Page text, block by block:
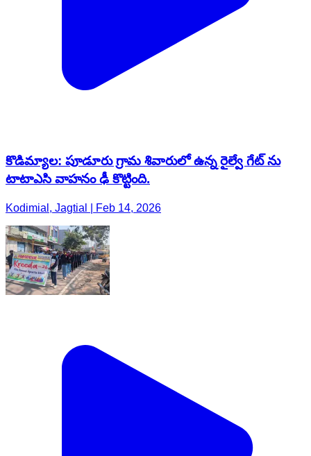
కొడిమ్యాల: పూడూరు గ్రామ శివారులో ఉన్న రైల్వే గేట్ ను
టాటాఎసి వాహనం ఢీ కొట్టింది.
Kodimial, Jagtial | Feb 14, 2026